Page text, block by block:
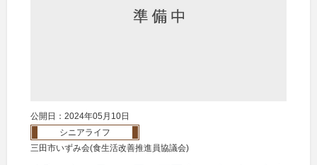
公開日：2024年05月10日
シニアライフ
三田市いずみ会(食生活改善推進員協議会)